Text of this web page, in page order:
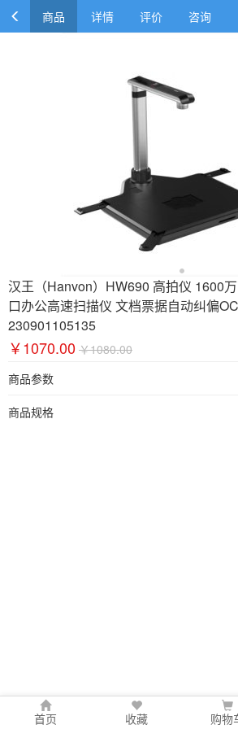
商品 详情 评价 咨询
汉王（Hanvon）HW690 高拍仪 1600
口办公高速扫描仪 文档票据自动纠偏
230901105135
￥1070.00 ￥1080.00
商品参数
商品规格
首页 收藏 购物